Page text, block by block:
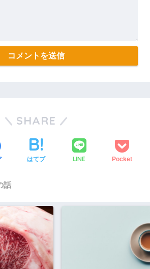
SHARE
はてブ LINE Pocket
話